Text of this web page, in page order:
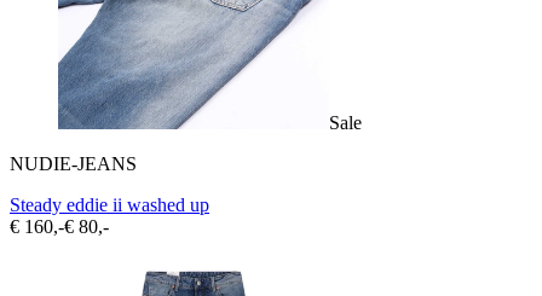
Sale
NUDIE-JEANS
Steady eddie ii washed up
€ 160,-€ 80,-